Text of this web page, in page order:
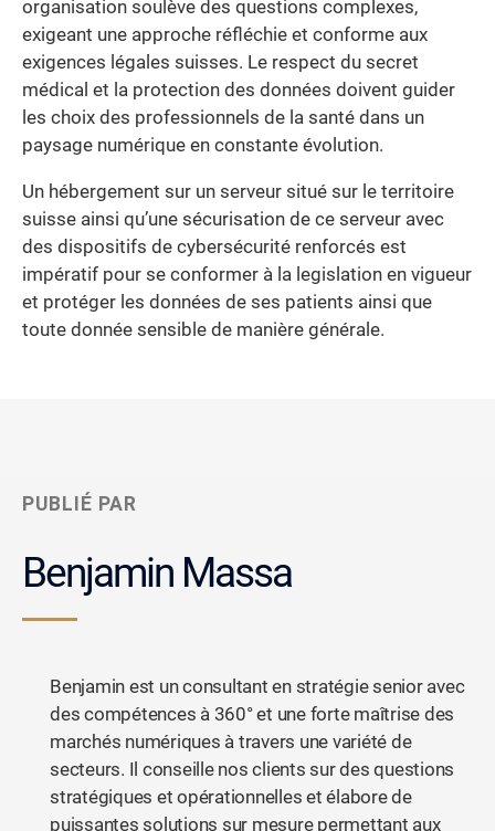
organisation soulève des questions complexes,
exigeant une approche réfléchie et conforme aux
exigences légales suisses. Le respect du secret
médical et la protection des données doivent guider
les choix des professionnels de la santé dans un
paysage numérique en constante évolution.
Un hébergement sur un serveur situé sur le territoire
suisse ainsi qu’une sécurisation de ce serveur avec
des dispositifs de cybersécurité renforcés est
impératif pour se conformer à la legislation en vigueur
et protéger les données de ses patients ainsi que
toute donnée sensible de manière générale.
PUBLIÉ PAR
Benjamin Massa
Benjamin est un consultant en stratégie senior avec
des compétences à 360° et une forte maîtrise des
marchés numériques à travers une variété de
secteurs. Il conseille nos clients sur des questions
stratégiques et opérationnelles et élabore de
puissantes solutions sur mesure permettant aux